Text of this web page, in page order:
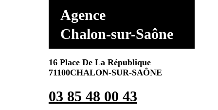
Agence
Chalon-sur-Saône
16 Place De La République
71100CHALON-SUR-SAÔNE
03 85 48 00 43